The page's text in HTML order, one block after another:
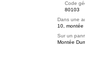
Code
80103
Dans une
10, montée
Sur un
Montée